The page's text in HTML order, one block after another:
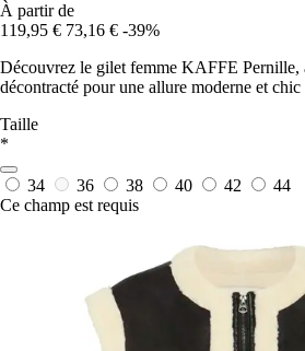
À partir de
119,95 € 73,16 € -39%
Découvrez le gilet femme KAFFE Pernille,
décontracté pour une allure moderne et
Taille
*
34 36 38 40 42
44
Ce champ est requis